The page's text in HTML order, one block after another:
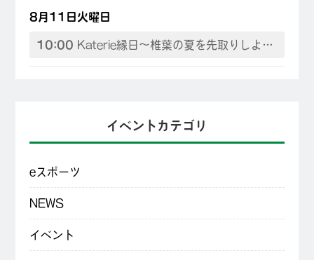
8月11日火曜日
10:00 Katerie縁日～椎葉の夏を先取りしよう♪
イベントカテゴリ
eスポーツ
NEWS
イベント